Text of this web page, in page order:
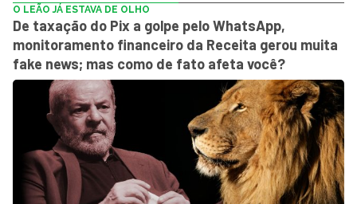
O LEÃO JÁ ESTAVA DE OLHO
De taxação do Pix a golpe pelo WhatsApp,
monitoramento financeiro da Receita gerou muita
fake news; mas como de fato afeta você?